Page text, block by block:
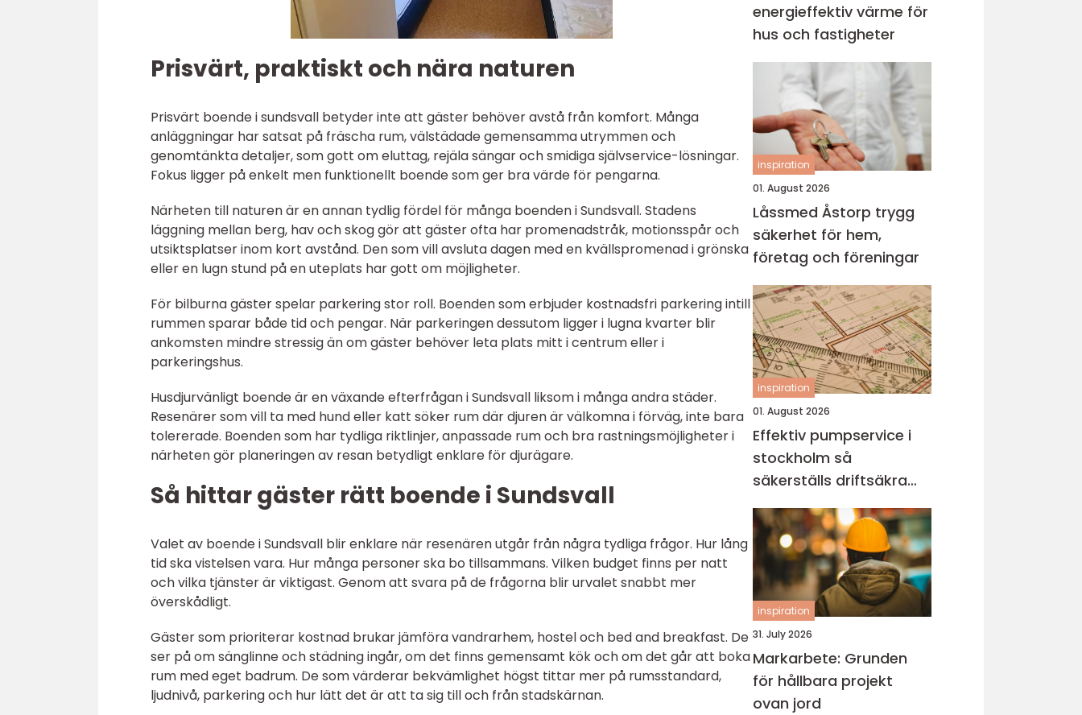
Prisvärt, praktiskt och nära naturen
Prisvärt boende i sundsvall betyder inte att gäster behöver avstå från komfort. Många
anläggningar har satsat på fräscha rum, välstädade gemensamma utrymmen och
genomtänkta detaljer, som gott om eluttag, rejäla sängar och smidiga självservice-lösningar.
Fokus ligger på enkelt men funktionellt boende som ger bra värde för pengarna.
Närheten till naturen är en annan tydlig fördel för många boenden i Sundsvall. Stadens
läggning mellan berg, hav och skog gör att gäster ofta har promenadstråk, motionsspår och
utsiktsplatser inom kort avstånd. Den som vill avsluta dagen med en kvällspromenad i grönska
eller en lugn stund på en uteplats har gott om möjligheter.
För bilburna gäster spelar parkering stor roll. Boenden som erbjuder kostnadsfri parkering intill
rummen sparar både tid och pengar. När parkeringen dessutom ligger i lugna kvarter blir
ankomsten mindre stressig än om gäster behöver leta plats mitt i centrum eller i
parkeringshus.
Husdjurvänligt boende är en växande efterfrågan i Sundsvall liksom i många andra städer.
Resenärer som vill ta med hund eller katt söker rum där djuren är välkomna i förväg, inte bara
tolererade. Boenden som har tydliga riktlinjer, anpassade rum och bra rastningsmöjligheter i
närheten gör planeringen av resan betydligt enklare för djurägare.
Så hittar gäster rätt boende i Sundsvall
Valet av boende i Sundsvall blir enklare när resenären utgår från några tydliga frågor. Hur lång
tid ska vistelsen vara. Hur många personer ska bo tillsammans. Vilken budget finns per natt
och vilka tjänster är viktigast. Genom att svara på de frågorna blir urvalet snabbt mer
överskådligt.
Gäster som prioriterar kostnad brukar jämföra vandrarhem, hostel och bed and breakfast. De
ser på om sänglinne och städning ingår, om det finns gemensamt kök och om det går att boka
rum med eget badrum. De som värderar bekvämlighet högst tittar mer på rumsstandard,
ljudnivå, parkering och hur lätt det är att ta sig till och från stadskärnan.
energieffektiv värme för
hus och fastigheter
inspiration
01. August 2026
Låssmed Åstorp trygg
säkerhet för hem,
företag och föreningar
inspiration
01. August 2026
Effektiv pumpservice i
stockholm så
säkerställs driftsäkra
anläggningar
inspiration
31. July 2026
Markarbete: Grunden
för hållbara projekt
ovan jord